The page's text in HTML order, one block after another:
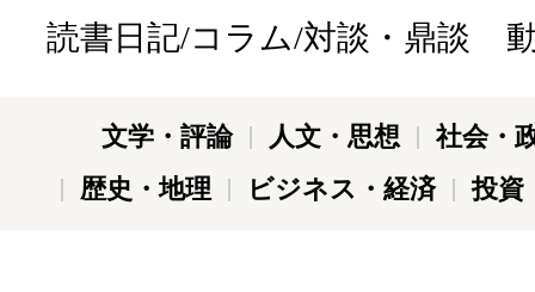
読書日記/コラム/対談・鼎談
文学・評論 人文・思想
社会・
歴史・地理
ビジネス・経済 投資